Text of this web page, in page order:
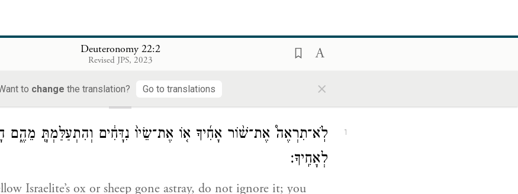
Deuteronomy 22:2
Revised JPS, 2023
to change the translation? Go to translations ×
Loading...
22
1
לֹֽא־תִרְאֶה֩ אֶת־שׁ֨וֹר אָחִ֜יךָ א֤וֹ אֶת־שֵׂיוֹ֙ נִדָּחִ֔ים וְהִתְעַלַּמְתָּ֖
לְאָחִֽיךָ׃
Israelite’s ox or sheep gone astray, do not ignore it; you